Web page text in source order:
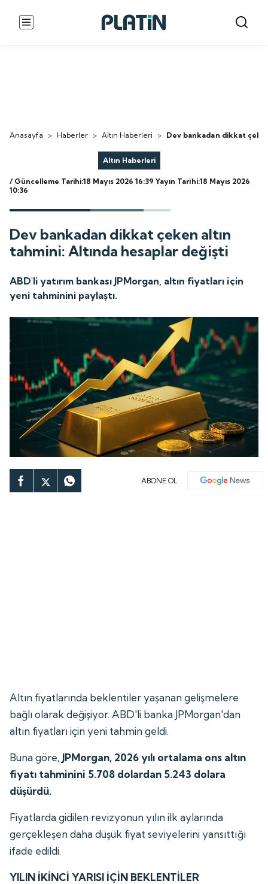
Anasayfa > Haberler > Altın Haberleri > Dev bankadan dikkat
Altın Haberleri
/ Güncelleme Tarihi:18 Mayıs 2026 16:39 Yayın Tarihi:18 Mayıs 2026
10:36
Dev bankadan dikkat çeken altın
tahmini: Altında hesaplar değişti
ABD'li yatırım bankası JPMorgan, altın fiyatları için
yeni tahminini paylaştı.
ABONE OL
Altın fiyatlarında beklentiler yaşanan gelişmelere
bağlı olarak değişiyor. ABD'li banka JPMorgan'dan
altın fiyatları için yeni tahmin geldi.
Buna göre, JPMorgan, 2026 yılı ortalama ons altın
fiyatı tahminini 5.708 dolardan 5.243 dolara
düşürdü.
Fiyatlarda gidilen revizyonun yılın ilk aylarında
gerçekleşen daha düşük fiyat seviyelerini yansıttığı
ifade edildi.
YILIN İKİNCİ YARISI İÇİN BEKLENTİLER